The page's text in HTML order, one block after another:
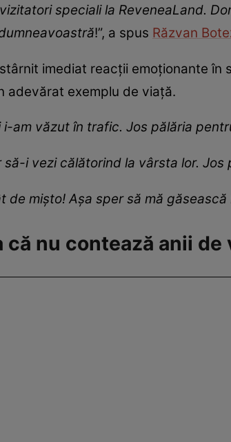
speciali la ReveneaLand.
!”, a spus Răzvan
imediat reacții emoționante
adevărat exemplu de viață.
i-am văzut în trafic. Jos pălăria
să-i vezi călătorind la vârsta lor. Jos
de mișto! Așa sper să mă
că nu contează anii de